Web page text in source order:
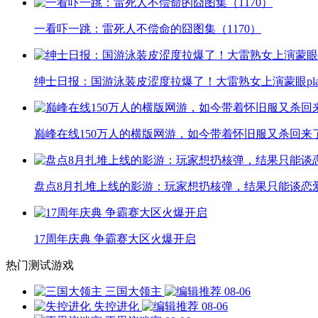
一看吓一跳：雷死人不偿命的囧图集（1170）
绅士日报：国游泳装皮涩度拉爆了！大雷熟女上演蒙眼
巅峰在线150万人的横版网游，如今带着怀旧服又杀回来
盘点8月扎堆上线的影游：玩家想扔核弹，结果只能谈恋
17周年庆典 争霸赛大区火爆开启
热门测试游戏
三国大领主
08-06
失控进化
08-06